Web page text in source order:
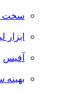
سخت
آفیس
بهینه